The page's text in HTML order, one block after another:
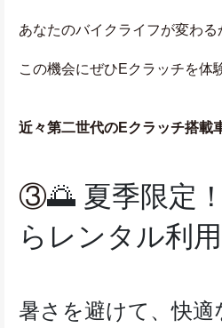
あなたのバイクライフが変わる
この機会にぜひEクラッチを体
近々第二世代のEクラッチ搭載
③🌅 夏季限定
らレンタル利用
暑さを避けて、快